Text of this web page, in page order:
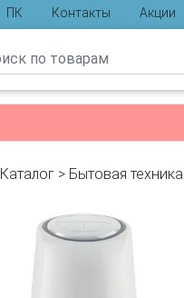
ПК Контакты Акции
Каталог > Бытовая техника